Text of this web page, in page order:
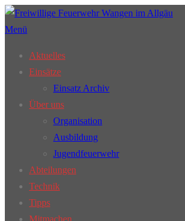
Zum
Inhalt
Menü
Aktuelles
Einsätze
Einsatz Archiv
Über uns
Organisation
Ausbildung
Jugendfeuerwehr
Abteilungen
Technik
Tipps
Mitmachen